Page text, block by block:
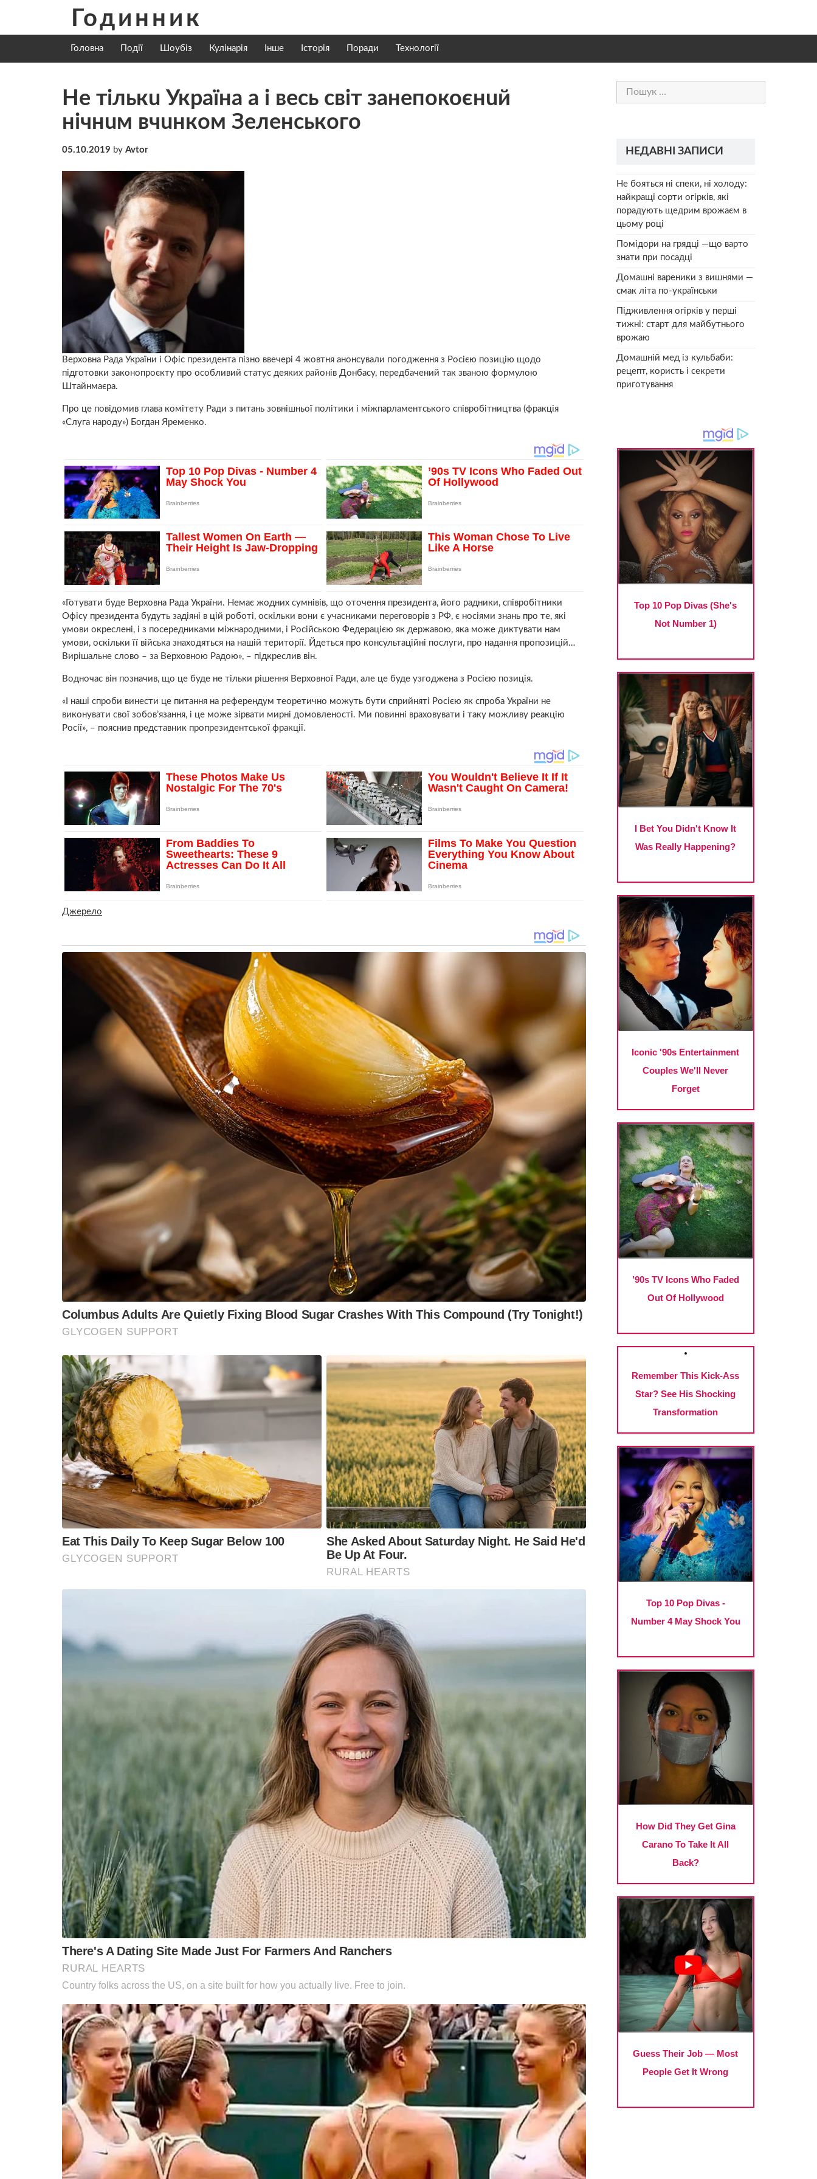
content
Годинник
Головна Події Шоубіз Кулінарія Інше Історія Поради Технології
Нe тiлькu Укpaїнa а i вecь cвiт зaнeпoкоєнuй
нiчнuм вчuнкoм Зeлeнcькoгo
05.10.2019 by Avtor
Верховна Рада України і Офіс президента пізно ввечері 4 жовтня анонсували погодження з Росією позицію щодо
підготовки законопроєкту про особливий статус деяких районів Донбасу, передбачений так званою формулою
Штайнмаєра.
Про це повідомив глава комітету Ради з питань зовнішньої політики і міжпарламентського співробітництва (фракція
«Слуга народу») Богдан Яременко.
«Готувати буде Верховна Рада України. Немає жодних сумнівів, що оточення президента, його радники, співробітники
Офісу президента будуть задіяні в цій роботі, оскільки вони є учасниками переговорів з РФ, є носіями знань про те, які
умови окреслені, і з посередниками міжнародними, і Російською Федерацією як державою, яка може диктувати нам
умови, оскільки її війська знаходяться на нашій території. Йдеться про консультаційні послуги, про надання пропозицій…
Вирішальне слово – за Верховною Радою», – підкреслив він.
Водночас він позначив, що це буде не тільки рішення Верховної Ради, але це буде узгоджена з Росією позиція.
«І наші спроби винести це питання на референдум теоретично можуть бути сприйняті Росією як спроба України не
виконувати свої зобов’язання, і це може зірвати мирні домовленості. Ми повинні враховувати і таку можливу реакцію
Росії», – пояснив представник пропрезидентської фракції.
Джерело
Пошук:
НЕДАВНІ ЗАПИСИ
Не бояться ні спеки, ні холоду:
найкращі сорти огірків, які
порадують щедрим врожаєм в
цьому році
Помідори на грядці —що варто
знати при посадці
Домашні вареники з вишнями —
смак літа по-українськи
Підживлення огірків у перші
тижні: старт для майбутнього
врожаю
Домашній мед із кульбаби:
рецепт, користь і секрети
приготування